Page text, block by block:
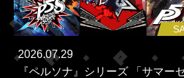
2026.07.29
『ペルソナ』シリーズ 「サマー